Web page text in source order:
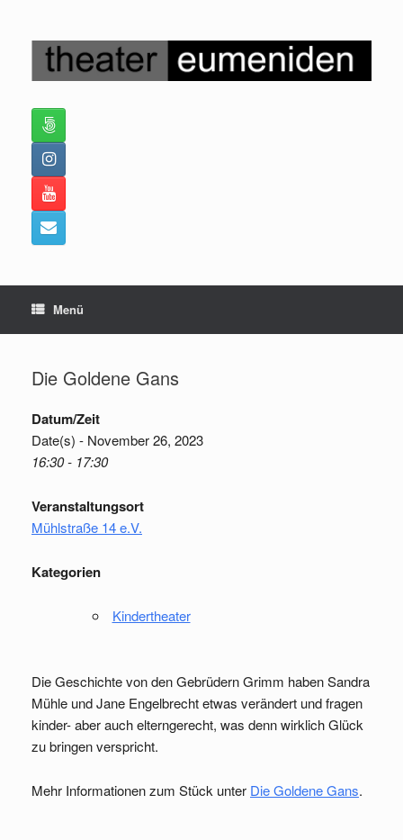
springen
Menü
Die Goldene Gans
Datum/Zeit
Date(s) - November 26, 2023
16:30 - 17:30
Veranstaltungsort
Mühlstraße 14 e.V.
Kategorien
Kindertheater
Die Geschichte von den Gebrüdern Grimm haben Sandra
Mühle und Jane Engelbrecht etwas verändert und fragen
kinder- aber auch elterngerecht, was denn wirklich Glück
zu bringen verspricht.
Mehr Informationen zum Stück unter Die Goldene Gans.